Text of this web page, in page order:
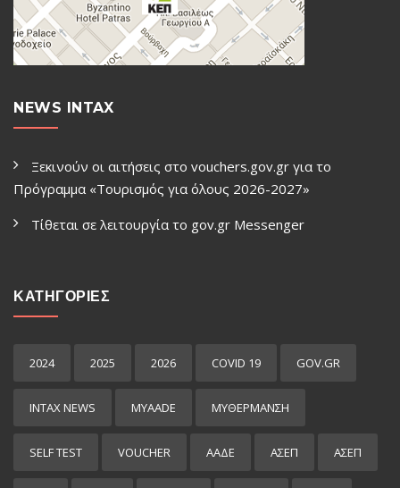
NEWS INTAX
Ξεκινούν οι αιτήσεις στο vouchers.gov.gr για το
Πρόγραμμα «Τουρισμός για όλους 2026-2027»
Τίθεται σε λειτουργία το gov.gr Μessenger
ΚΑΤΗΓΟΡΙΕΣ
2024 2025 2026 COVID 19 GOV.GR
INTAX NEWS MYAADE MYΘΈΡΜΑΝΣΗ
SELF TEST VOUCHER ΑΑΔΕ ΑΣΕΠ ΑΣΕΠ